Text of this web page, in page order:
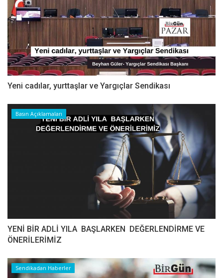
Yeni cadılar, yurttaşlar ve Yargıçlar Sendikası
Basın Açıklamaları
YENİ BİR ADLİ YILA BAŞLARKEN DEĞERLENDİRME VE
ÖNERİLERİMİZ
Sendikadan Haberler